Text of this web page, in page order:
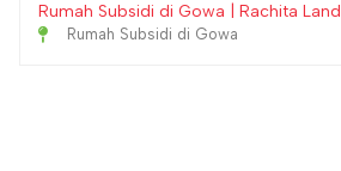
Rumah Subsidi di Gowa | Rachita Land
Rumah Subsidi di Gowa